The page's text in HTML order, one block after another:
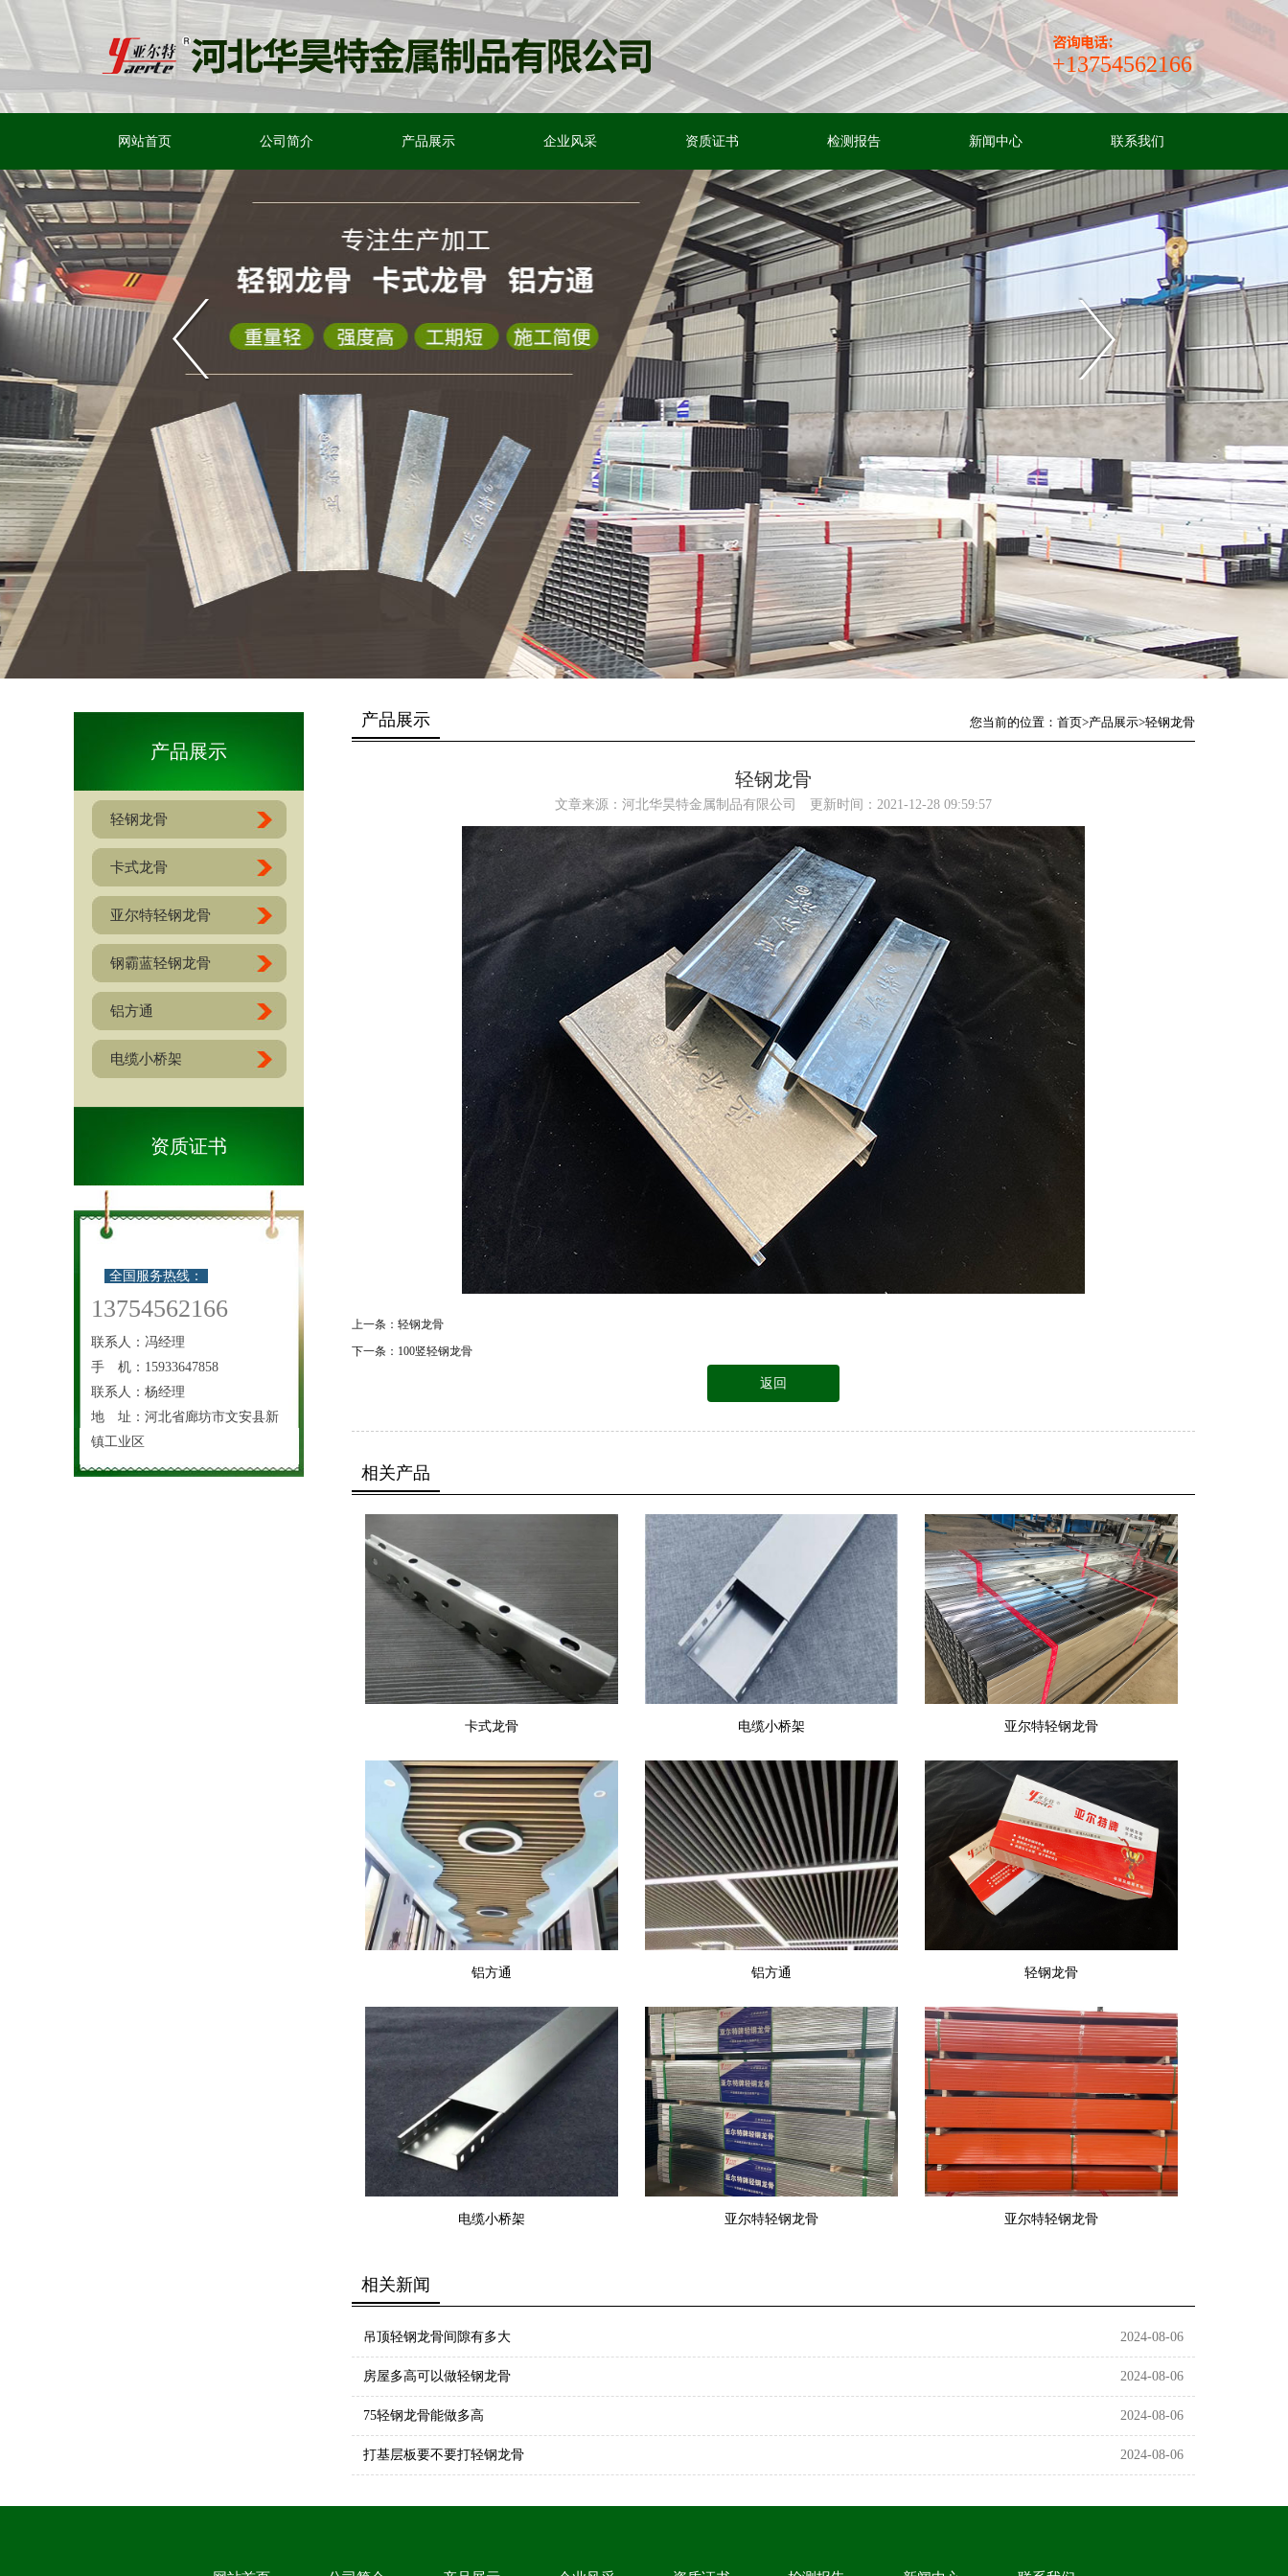
+13754562166
网站首页 公司简介 产品展示 企业风采 资质证书 检测报告 新闻中心 联系我们
产品展示
轻钢龙骨
卡式龙骨
亚尔特轻钢龙骨
钢霸蓝轻钢龙骨
铝方通
电缆小桥架
资质证书
全国服务热线：
13754562166
联系人：冯经理
手 机：15933647858
联系人：杨经理
地 址：河北省廊坊市文安县新
镇工业区
产品展示 您当前的位置： 首页>产品展示>轻钢龙骨
轻钢龙骨
文章来源：河北华昊特金属制品有限公司 更新时间：2021-12-28 09:59:57
上一条： 轻钢龙骨
下一条： 100竖轻钢龙骨
返回
相关产品
卡式龙骨 电缆小桥架 亚尔特轻钢龙骨
铝方通 铝方通 轻钢龙骨
电缆小桥架 亚尔特轻钢龙骨 亚尔特轻钢龙骨
相关新闻
吊顶轻钢龙骨间隙有多大 2024-08-06
房屋多高可以做轻钢龙骨 2024-08-06
75轻钢龙骨能做多高 2024-08-06
打基层板要不要打轻钢龙骨 2024-08-06